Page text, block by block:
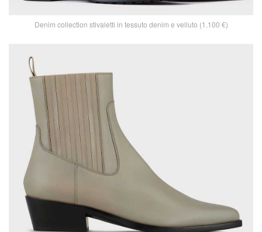
Denim collection stivaletti in tessuto denim e velluto (1.100 €)